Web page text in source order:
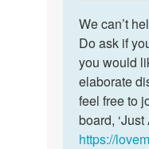
to
I
want
fuck
one
girl
by
We
can’t
help
you
regarding…
We can’t
Do ask if
you would
elaborate
feel free to
board, ‘Just
https://